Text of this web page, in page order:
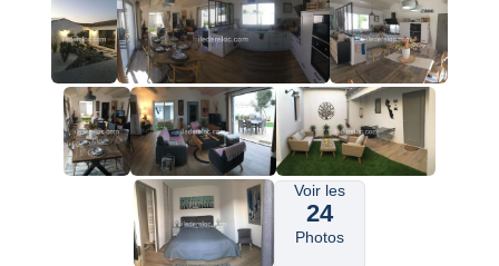
Voir les
24
Photos